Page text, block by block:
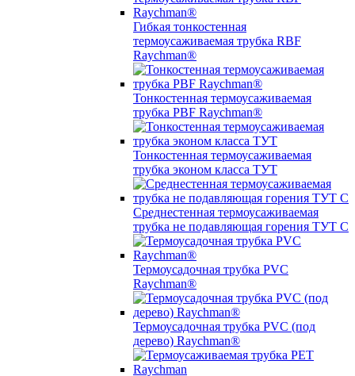
Гибкая тонкостенная
термоусаживаемая трубка RBF
Raychman®
Тонкостенная термоусаживаемая
трубка PBF Raychman®
Тонкостенная термоусаживаемая
трубка эконом класса ТУТ
Среднестенная термоусаживаемая
трубка не подавляющая горения ТУТ С
Термоусадочная трубка PVC
Raychman®
Термоусадочная трубка PVC (под
дерево) Raychman®